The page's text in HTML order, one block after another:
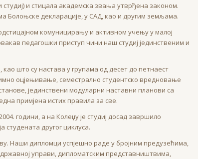
и стицала академска звања утврђена законом.
Болоњске декларације, у САД, као и другим земљама.
комуницирању и активном учењу у малој
педагошки приступ чини наш студиј јединственим и
што су настава у групама од десет до петнаест
оцјењивање, семестрално студентско вредновање
јединствени модуларни наставни планови са
примјена истих правила за све.
години, а на Колеџу је студиј досад завршило
студената другог циклуса.
Наши дипломци успјешно раде у бројним предузећима,
управи, дипломатским представништвима,